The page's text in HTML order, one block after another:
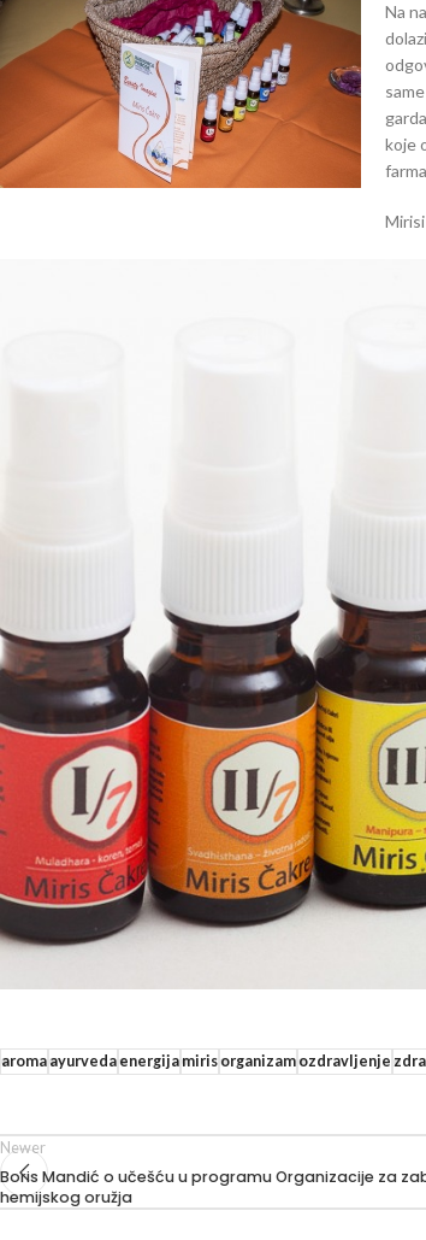
Na
koje
aromaayurvedaenergijamirisorganizamozdravljenje
Newer
Boris Mandić o učešću u programu Organizacije za
hemijskog oružja